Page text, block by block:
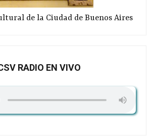
de la Ciudad de Buenos Aires
RADIO EN VIVO